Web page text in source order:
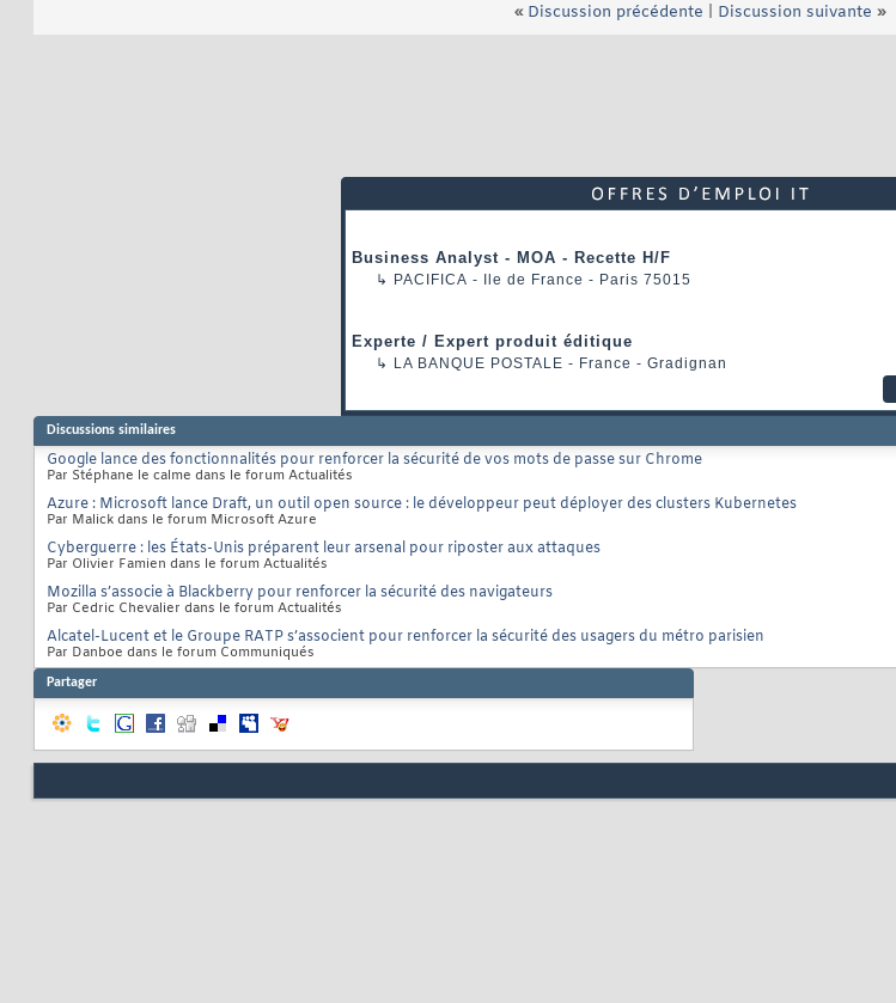
« Discussion précédente Discussion suivante »
Business Analyst - MOA - Recette H/F
↳ PACIFICA - Ile de France - Paris 75015
Experte / Expert produit éditique
↳ LA BANQUE POSTALE - France - Gradignan
Discussions similaires
Google lance des fonctionnalités pour renforcer la sécurité de vos mots de passe sur Chrome
Par Stéphane le calme dans le forum Actualités
Azure : Microsoft lance Draft, un outil open source : le développeur peut déployer des clusters Kubernetes
Par Malick dans le forum Microsoft Azure
Cyberguerre : les États-Unis préparent leur arsenal pour riposter aux attaques
Par Olivier Famien dans le forum Actualités
Mozilla s’associe à Blackberry pour renforcer la sécurité des navigateurs
Par Cedric Chevalier dans le forum Actualités
Alcatel-Lucent et le Groupe RATP s’associent pour renforcer la sécurité des usagers du métro parisien
Par Danboe dans le forum Communiqués
Partager